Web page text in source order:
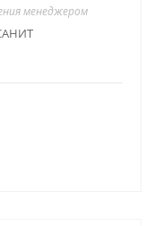
менеджером